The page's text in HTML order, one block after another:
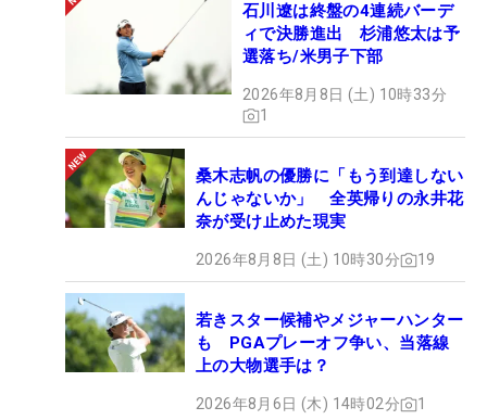
石川遼は終盤の4連続バーデ
ィで決勝進出 杉浦悠太は予
選落ち/米男子下部
2026年8月8日 (土) 10時33分
1
桑木志帆の優勝に「もう到達しない
んじゃないか」 全英帰りの永井花
奈が受け止めた現実
2026年8月8日 (土) 10時30分 19
若きスター候補やメジャーハンター
も PGAプレーオフ争い、当落線
上の大物選手は？
2026年8月6日 (木) 14時02分 1